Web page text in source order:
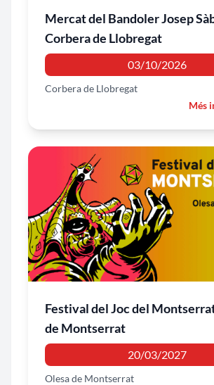
Mercat del Bandoler Josep
Corbera de Llobregat
03/10/2026
Corbera de Llobregat
Més
Festival del Joc del
de Montserrat
20/03/2027
Olesa de Montserrat